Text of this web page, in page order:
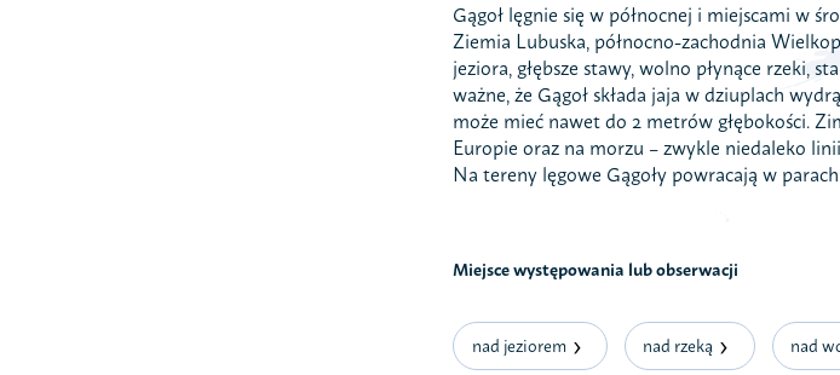
Gągoł lęgnie się w północnej i miejscami w
Ziemia Lubuska, północno-zachodnia
jeziora, głębsze stawy, wolno płynące rzeki,
ważne, że Gągoł składa jaja w dziuplach
może mieć nawet do 2 metrów głębokości.
Europie oraz na morzu – zwykle niedaleko
Na tereny lęgowe Gągoły powracają w
Miejsce występowania lub obserwacji
nad jeziorem nad rzeką nad